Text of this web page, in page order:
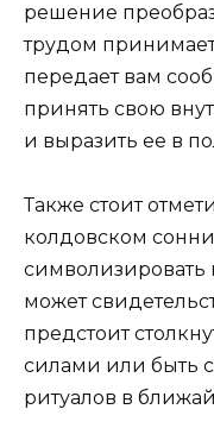
решение
трудом
передает вам
принять свою
и выразить ее в
Также стоит
колдовском
символизировать
может
предстоит
силами или быть
ритуалов в